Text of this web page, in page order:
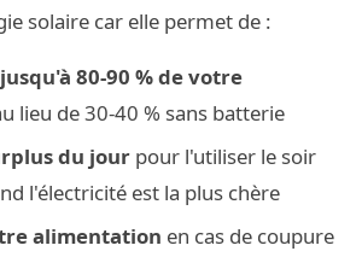
solaire car elle permet de :
80-90 % de votre
lieu de 30-40 % sans batterie
du jour pour l'utiliser le soir
l'électricité est la plus chère
alimentation en cas de coupure